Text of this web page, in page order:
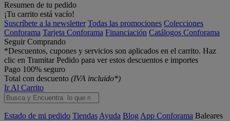
Resumen de tu pedido
¡Tu carrito está vacío!
Suscríbete a la newsletter Todas las promociones Colecciones
Conforama Tarjeta Conforama Financiación Catálogos Conforama
Seguir Comprando
*Descuentos, cupones y servicios son aplicados en el carrito. Haz
clic en Tramitar Pedido para ver estos descuentos e importes
Pago 100% seguro
Total con descuento (IVA incluido*)
Ir Al Carrito
Estado de mi pedido Tiendas Ayuda Blog App Conforama Baleares